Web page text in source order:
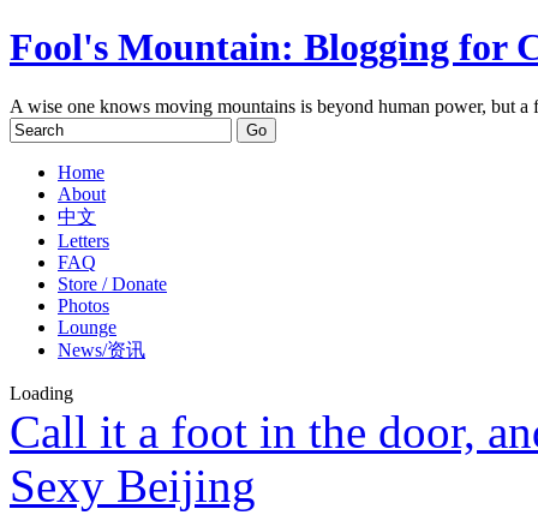
Fool's Mountain: Blogging for
A wise one knows moving mountains is beyond human power, but
Home
About
中文
Letters
FAQ
Store / Donate
Photos
Lounge
News/资讯
Loading
Call it a foot in the door,
Sexy Beijing